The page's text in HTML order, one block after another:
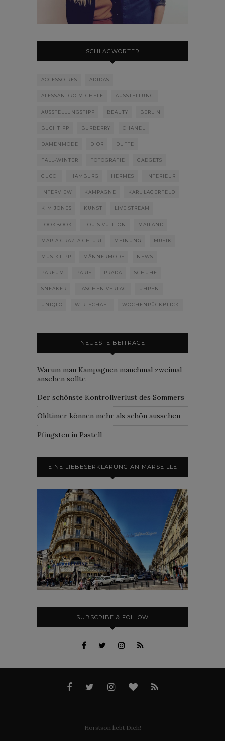
SCHLAGWÖRTER
ACCESSOIRES ADIDAS
ALESSANDRO MICHELE AUSSTELLUNG
AUSSTELLUNGSTIPP BEAUTY BERLIN
BUCHTIPP BURBERRY CHANEL
DAMENMODE DIOR DÜFTE
FALL-WINTER FOTOGRAFIE GADGETS
GUCCI HAMBURG HERMÈS INTERIEUR
INTERVIEW KAMPAGNE KARL LAGERFELD
KIM JONES KUNST LIVE STREAM
LOOKBOOK LOUIS VUITTON MAILAND
MARIA GRAZIA CHIURI MEINUNG MUSIK
MUSIKTIPP MÄNNERMODE NEWS
PARFUM PARIS PRADA SCHUHE
SNEAKER TASCHEN VERLAG UHREN
UNIQLO WIRTSCHAFT WOCHENRÜCKBLICK
NEUESTE BEITRÄGE
Warum man Kampagnen manchmal zweimal
ansehen sollte
Der schönste Kontrollverlust des Sommers
Oldtimer können mehr als schön aussehen
Pfingsten in Pastell
EINE LIEBESERKLÄRUNG AN MARSEILLE
SUBSCRIBE & FOLLOW
Horstson liebt Dich!